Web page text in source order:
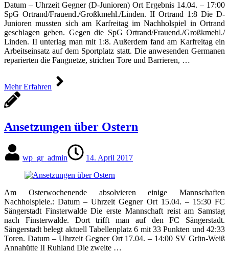
Datum – Uhrzeit Gegner (D-Junioren) Ort Ergebnis 14.04. – 17:00
SpG Ortrand/​Frauend./​Großkmehl./​Linden. II Ortrand 1:8 Die D-
Junioren mussten sich am Karfreitag im Nachholspiel in Ortrand
geschlagen geben. Gegen die SpG Ortrand/​Frauend./​Großkmehl./​
Linden. II unterlag man mit 1:8. Außerdem fand am Karfreitag ein
Arbeitseinsatz auf dem Sportplatz statt. Die anwesenden Germanen
reparierten die Fangnetze, strichen Tore und Barrieren, …
Mehr Erfahren
Ansetzungen über Ostern
wp_gr_admin 14. April 2017
Am Osterwochenende absolvieren einige Mannschaften
Nachholspiele.: Datum – Uhrzeit Gegner Ort 15.04. – 15:30 FC
Sängerstadt Finsterwalde Die erste Mannschaft reist am Samstag
nach Finsterwalde. Dort trifft man auf den FC Sängerstadt.
Sängerstadt belegt aktuell Tabellenplatz 6 mit 33 Punkten und 42:33
Toren. Datum – Uhrzeit Gegner Ort 17.04. – 14:00 SV Grün-Weiß
Annahütte II Ruhland Die zweite …